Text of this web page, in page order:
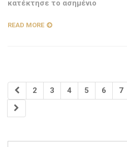
κατέκτησε το ασημένιο
READ MORE
2 3 4 5 6 7